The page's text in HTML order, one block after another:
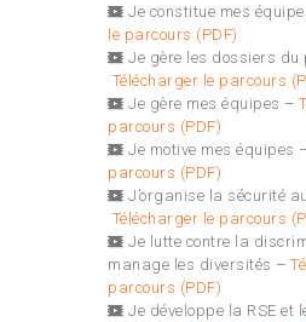
Je constitue mes
le parcours (PDF)
Je gère les dossiers du
Télécharger le parcours
Je gère mes équipes –
parcours (PDF)
Je motive mes équipes
parcours (PDF)
J’organise la sécurité
Télécharger le parcours
Je lutte contre la
manage les diversités –
parcours (PDF)
Je développe la RSE et